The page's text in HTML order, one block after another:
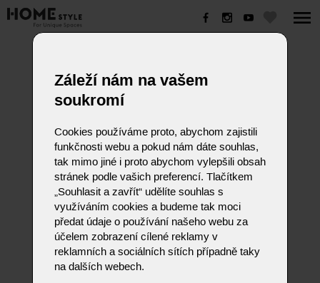
Záleží nám na vašem
soukromí
Cookies používáme proto, abychom zajistili
funkčnosti webu a pokud nám dáte souhlas,
tak mimo jiné i proto abychom vylepšili obsah
stránek podle vašich preferencí. Tlačítkem
„Souhlasit a zavřít“ udělíte souhlas s
využíváním cookies a budeme tak moci
předat údaje o používání našeho webu za
účelem zobrazení cílené reklamy v
reklamních a sociálních sítích případně taky
na dalších webech.